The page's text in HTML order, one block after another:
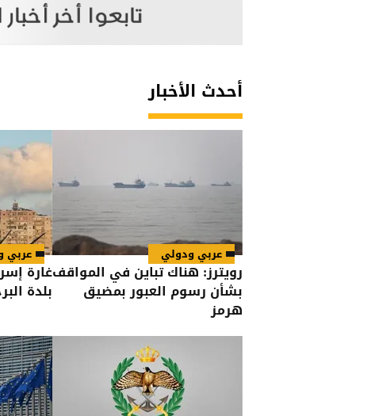
أحدث الأخبار
عربي ودولي
رويترز: هناك تباين في المواقف
بشأن رسوم العبور بمضيق
هرمز
عربي
غارة
بلدة